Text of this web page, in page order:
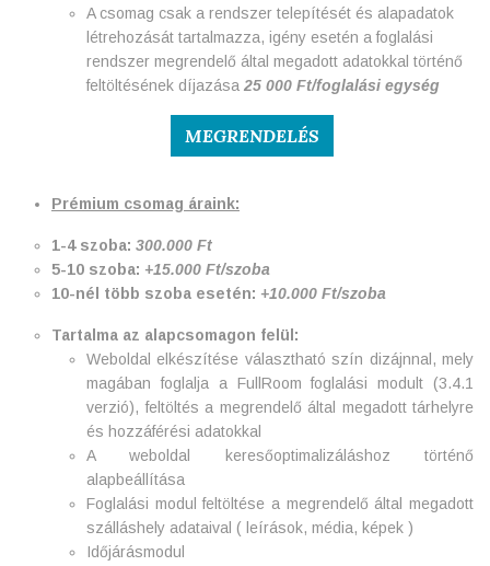
A csomag csak a rendszer telepítését és alapadatok
létrehozását tartalmazza, igény esetén a foglalási
rendszer megrendelő által megadott adatokkal történő
feltöltésének díjazása 25 000 Ft/foglalási egység
MEGRENDELÉS
Prémium csomag áraink:
1-4 szoba: 300.000 Ft
5-10 szoba: +15.000 Ft/szoba
10-nél több szoba esetén: +10.000 Ft/szoba
Tartalma az alapcsomagon felül:
Weboldal elkészítése választható szín dizájnnal, mely
magában foglalja a FullRoom foglalási modult (3.4.1
verzió), feltöltés a megrendelő által megadott tárhelyre
és hozzáférési adatokkal
A weboldal keresőoptimalizáláshoz történő
alapbeállítása
Foglalási modul feltöltése a megrendelő által megadott
szálláshely adataival ( leírások, média, képek )
Időjárásmodul